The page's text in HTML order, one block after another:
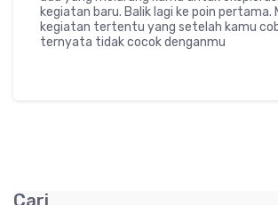
kegiatan baru. Balik lagi ke poin pertama.
kegiatan tertentu yang setelah kamu
ternyata tidak cocok denganmu